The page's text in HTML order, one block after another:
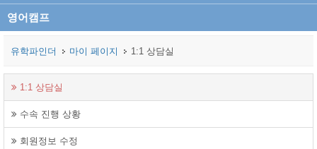
영어캠프
유학파인더 마이 페이지 1:1 상담실
1:1 상담실
수속 진행 상황
회원정보 수정